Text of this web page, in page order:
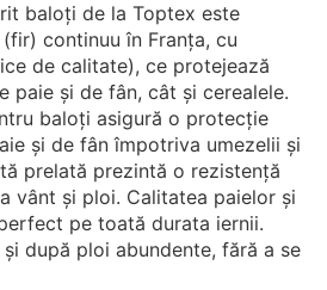
baloți de la Toptex este
continuu în Franța, cu
de calitate), ce protejează
paie și de fân, cât și cerealele.
baloți asigură o protecție
și de fân împotriva umezelii și
prelată prezintă o rezistență
vânt și ploi. Calitatea paielor și
pe toată durata iernii.
după ploi abundente, fără a se